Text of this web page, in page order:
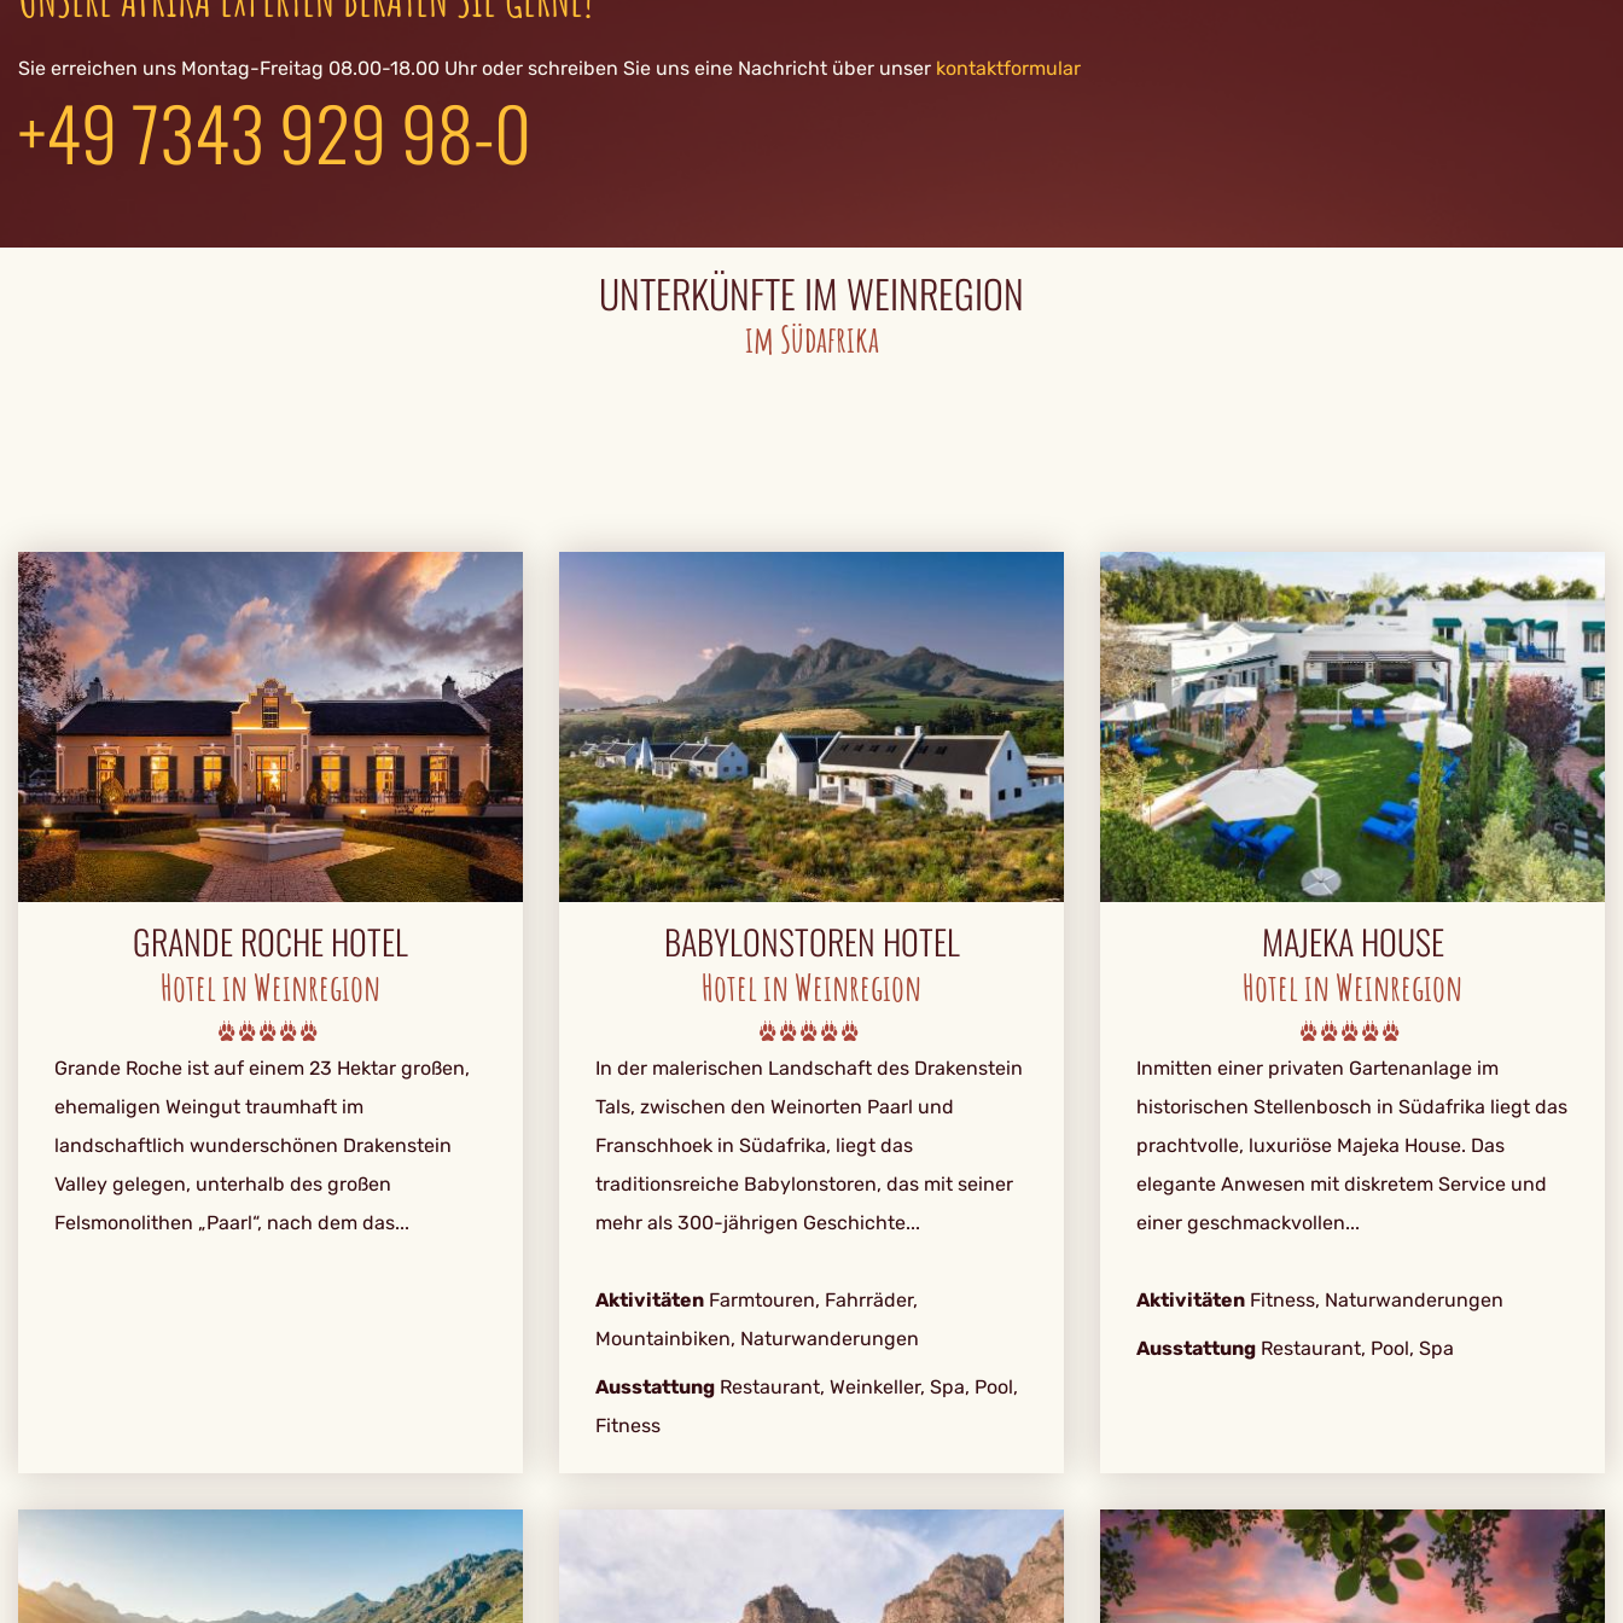
Sie erreichen uns Montag-Freitag 08.00-18.00 Uhr oder schreiben Sie uns eine Nachricht über unser kontaktformular
+49 7343 929 98-0
UNTERKÜNFTE IM WEINREGION
im Südafrika
GRANDE ROCHE HOTEL
Hotel in Weinregion
Grande Roche ist auf einem 23 Hektar großen,
ehemaligen Weingut traumhaft im
landschaftlich wunderschönen Drakenstein
Valley gelegen, unterhalb des großen
Felsmonolithen „Paarl“, nach dem das...
BABYLONSTOREN HOTEL
Hotel in Weinregion
In der malerischen Landschaft des Drakenstein
Tals, zwischen den Weinorten Paarl und
Franschhoek in Südafrika, liegt das
traditionsreiche Babylonstoren, das mit seiner
mehr als 300-jährigen Geschichte...
Aktivitäten Farmtouren, Fahrräder,
Mountainbiken, Naturwanderungen
Ausstattung Restaurant, Weinkeller, Spa, Pool,
Fitness
MAJEKA HOUSE
Hotel in Weinregion
Inmitten einer privaten Gartenanlage im
historischen Stellenbosch in Südafrika liegt das
prachtvolle, luxuriöse Majeka House. Das
elegante Anwesen mit diskretem Service und
einer geschmackvollen...
Aktivitäten Fitness, Naturwanderungen
Ausstattung Restaurant, Pool, Spa